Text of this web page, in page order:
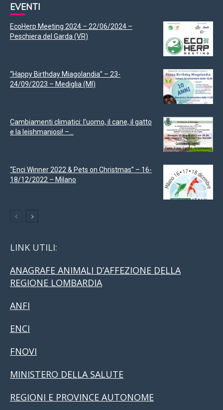
EVENTI
EcoHerp Meeting 2024 – 22/06/2024 –
Peschiera del Garda (VR)
“Happy Birthday Miagolandia” – 23-
24/09/2023 – Mediglia (MI)
Cambiamenti climatici: l’uomo, il cane, il gatto
e la leishmaniosi! –...
“Enci Winner 2022 & Pets on Christmas” – 16-
18/12/2022 – Milano
LINK UTILI:
ANAGRAFE ANIMALI D’AFFEZIONE DELLA
REGIONE LOMBARDIA
ANFI
ENCI
FNOVI
MINISTERO DELLA SALUTE
REGIONI E PROVINCE AUTONOME